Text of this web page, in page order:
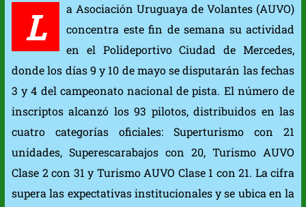
L
a Asociación Uruguaya de Volantes (AUVO)
concentra este fin de semana su actividad
en el Polideportivo Ciudad de Mercedes,
donde los días 9 y 10 de mayo se disputarán las fechas
3 y 4 del campeonato nacional de pista. El número de
inscriptos alcanzó los 93 pilotos, distribuidos en las
cuatro categorías oficiales: Superturismo con 21
unidades, Superescarabajos con 20, Turismo AUVO
Clase 2 con 31 y Turismo AUVO Clase 1 con 21. La cifra
supera las expectativas institucionales y se ubica en la